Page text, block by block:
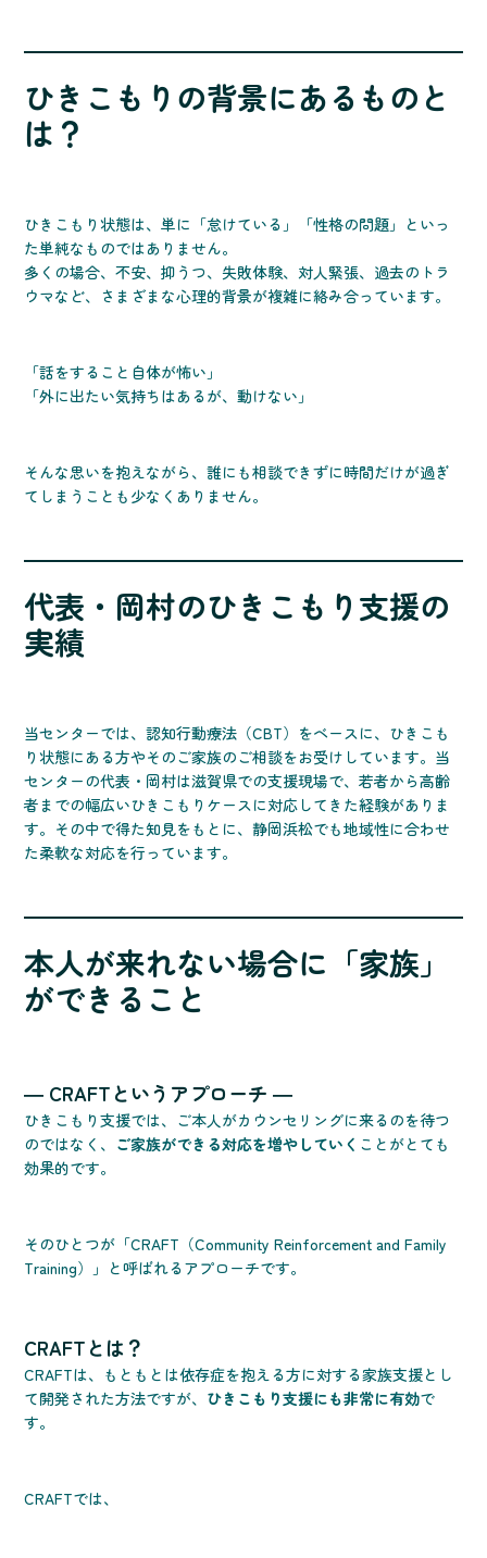
ひきこもりの背景にあるものと
は？
ひきこもり状態は、単に「怠けている」「性格の問題」といっ
た単純なものではありません。
多くの場合、不安、抑うつ、失敗体験、対人緊張、過去のトラ
ウマなど、さまざまな心理的背景が複雑に絡み合っています。
「話をすること自体が怖い」
「外に出たい気持ちはあるが、動けない」
そんな思いを抱えながら、誰にも相談できずに時間だけが過ぎ
てしまうことも少なくありません。
代表・岡村のひきこもり支援の
実績
当センターでは、認知行動療法（CBT）をベースに、ひきこも
り状態にある方やそのご家族のご相談をお受けしています。当
センターの代表・岡村は滋賀県での支援現場で、若者から高齢
者までの幅広いひきこもりケースに対応してきた経験がありま
す。その中で得た知見をもとに、静岡浜松でも地域性に合わせ
た柔軟な対応を行っています。
本人が来れない場合に「家族」
ができること
― CRAFTというアプローチ ―
ひきこもり支援では、ご本人がカウンセリングに来るのを待つ
のではなく、 ご家族ができる対応を増やしていく ことがとても
効果的です。
そのひとつが「CRAFT（Community Reinforcement and Family
Training）」と呼ばれるアプローチです。
CRAFTとは？
CRAFTは、もともとは依存症を抱える方に対する家族支援とし
て開発された方法ですが、 ひきこもり支援にも非常に有効で
す。
CRAFTでは、